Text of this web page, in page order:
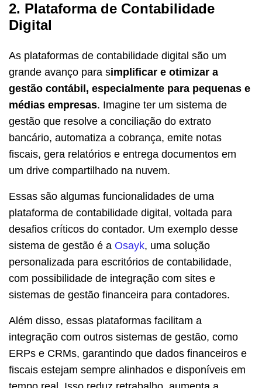
2. Plataforma de Contabilidade
Digital
As plataformas de contabilidade digital são um
grande avanço para simplificar e otimizar a
gestão contábil, especialmente para pequenas e
médias empresas. Imagine ter um sistema de
gestão que resolve a conciliação do extrato
bancário, automatiza a cobrança, emite notas
fiscais, gera relatórios e entrega documentos em
um drive compartilhado na nuvem.
Essas são algumas funcionalidades de uma
plataforma de contabilidade digital, voltada para
desafios críticos do contador. Um exemplo desse
sistema de gestão é a Osayk, uma solução
personalizada para escritórios de contabilidade,
com possibilidade de integração com sites e
sistemas de gestão financeira para contadores.
Além disso, essas plataformas facilitam a
integração com outros sistemas de gestão, como
ERPs e CRMs, garantindo que dados financeiros e
fiscais estejam sempre alinhados e disponíveis em